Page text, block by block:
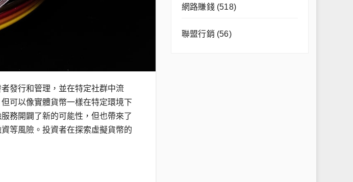
發行和管理，並在特定社群中流
可以像實體貨幣一樣在特定環境下
務開闢了新的可能性，但也帶來了
等風險。投資者在探索虛擬貨幣的
網路賺錢(518)
聯盟行銷 (56)